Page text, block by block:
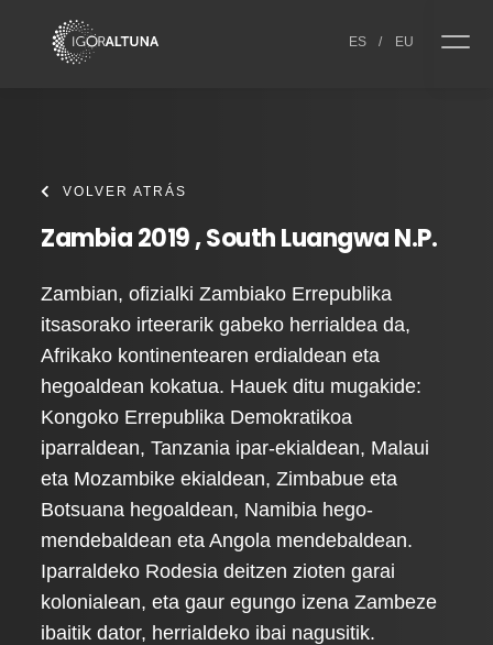
ES / EU
VOLVER ATRÁS
Zambia 2019 , South Luangwa N.P.
Zambian, ofizialki Zambiako Errepublika
itsasorako irteerarik gabeko herrialdea da,
Afrikako kontinentearen erdialdean eta
hegoaldean kokatua. Hauek ditu mugakide:
Kongoko Errepublika Demokratikoa
iparraldean, Tanzania ipar-ekialdean, Malaui
eta Mozambike ekialdean, Zimbabue eta
Botsuana hegoaldean, Namibia hego-
mendebaldean eta Angola mendebaldean.
Iparraldeko Rodesia deitzen zioten garai
kolonialean, eta gaur egungo izena Zambeze
ibaitik dator, herrialdeko ibai nagusitik.